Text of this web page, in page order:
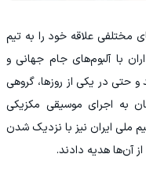
مختلفی علاقه خود را به تیم
با آلبوم‌های جام جهانی و
حتی در یکی از روزها، گروهی
به اجرای موسیقی مکزیکی
ملی ایران نیز با نزدیک شدن
آن‌ها هدیه دادند.